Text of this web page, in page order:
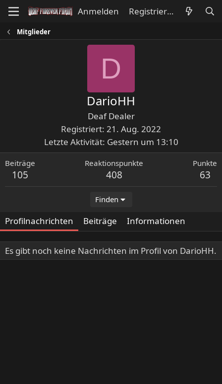
Anmelden Registrieren
Mitglieder
D
DarioHH
Deaf Dealer
Registriert 21. Aug. 2022
Letzte Aktivität Gestern um 13:10
Beiträge
105
Reaktionspunkte
408
Punkte
63
Finden
Profilnachrichten Beiträge Informationen
Es gibt noch keine Nachrichten im Profil von DarioHH.